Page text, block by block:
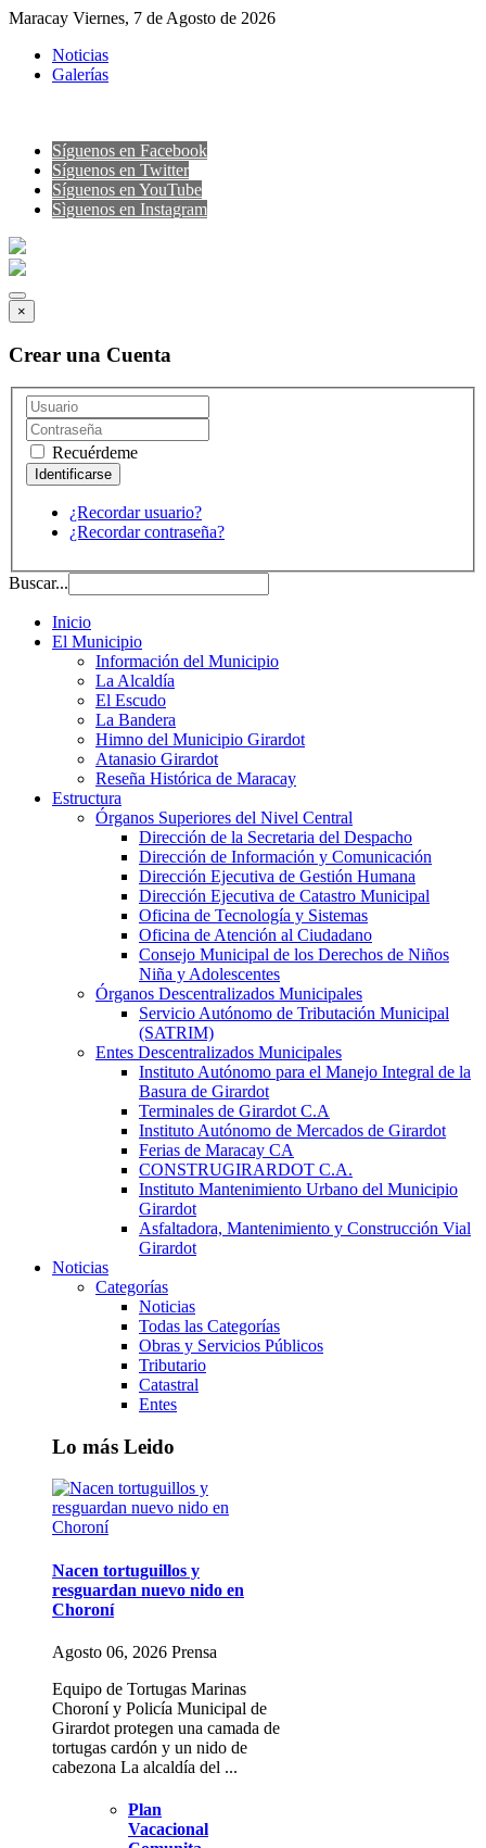
Maracay Viernes, 7 de Agosto de 2026
Noticias
Galerías
Síguenos en Facebook
Síguenos en Twitter
Síguenos en YouTube
Sìguenos en Instagram
×
Crear una Cuenta
Recuérdeme
¿Recordar usuario?
¿Recordar contraseña?
Buscar...
Inicio
El Municipio
Información del Municipio
La Alcaldía
El Escudo
La Bandera
Himno del Municipio Girardot
Atanasio Girardot
Reseña Histórica de Maracay
Estructura
Órganos Superiores del Nivel Central
Dirección de la Secretaria del Despacho
Dirección de Información y Comunicación
Dirección Ejecutiva de Gestión Humana
Dirección Ejecutiva de Catastro Municipal
Oficina de Tecnología y Sistemas
Oficina de Atención al Ciudadano
Consejo Municipal de los Derechos de Niños
Niña y Adolescentes
Órganos Descentralizados Municipales
Servicio Autónomo de Tributación Municipal
(SATRIM)
Entes Descentralizados Municipales
Instituto Autónomo para el Manejo Integral de la
Basura de Girardot
Terminales de Girardot C.A
Instituto Autónomo de Mercados de Girardot
Ferias de Maracay CA
CONSTRUGIRARDOT C.A.
Instituto Mantenimiento Urbano del Municipio
Girardot
Asfaltadora, Mantenimiento y Construcción Vial
Girardot
Noticias
Categorías
Noticias
Todas las Categorías
Obras y Servicios Públicos
Tributario
Catastral
Entes
Lo más Leido
Nacen tortuguillos y
resguardan nuevo nido en
Choroní
Agosto 06, 2026 Prensa
Equipo de Tortugas Marinas
Choroní y Policía Municipal de
Girardot protegen una camada de
tortugas cardón y un nido de
cabezona La alcaldía del ...
Plan
Vacacional